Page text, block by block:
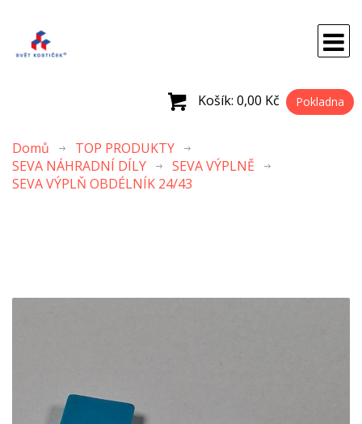
Košík: 0,00 Kč Pokladna
Domů
TOP PRODUKTY
SEVA NÁHRADNÍ DÍLY
SEVA VÝPLNĚ
SEVA VÝPLŇ OBDÉLNÍK 24/43